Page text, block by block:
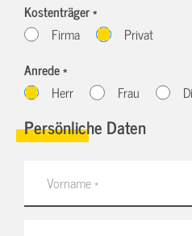
Kostenträger *
Firma
Privat
Anrede *
Herr
Frau
Persönliche Daten